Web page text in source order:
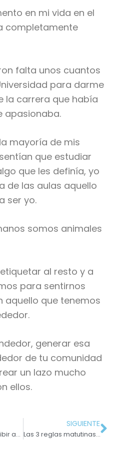
en mi vida en el
completamente
falta unos cuantos
para darme
la carrera que había
apasionaba.
mayoría de mis
que estudiar
que les definía, yo
de las aulas aquello
ser yo.
somos animales
al resto y a
para sentirnos
aquello que tenemos
generar esa
de tu comunidad
un lazo mucho
ellos.
Guía: cómo escribir asuntos incendiarios
SIGUIENTE
Las 3 reglas matutinas de un copywriter en un lanzamiento